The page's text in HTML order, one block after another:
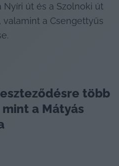
Nyíri út és a Szolnoki út
a Csengettyűs
több
a Mátyás